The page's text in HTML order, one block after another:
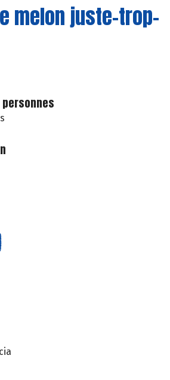
melon juste-trop-
personnes